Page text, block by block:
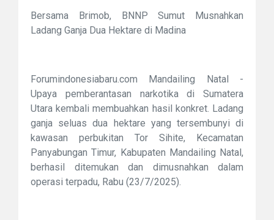
Bersama Brimob, BNNP Sumut Musnahkan
Ladang Ganja Dua Hektare di Madina
Forumindonesiabaru.com Mandailing Natal -
Upaya pemberantasan narkotika di Sumatera
Utara kembali membuahkan hasil konkret. Ladang
ganja seluas dua hektare yang tersembunyi di
kawasan perbukitan Tor Sihite, Kecamatan
Panyabungan Timur, Kabupaten Mandailing Natal,
berhasil ditemukan dan dimusnahkan dalam
operasi terpadu, Rabu (23/7/2025).